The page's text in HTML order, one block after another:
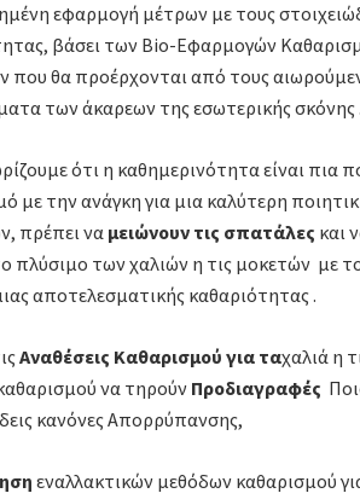
εφαρμογή μέτρων με τους
βάσει των Bio-Εφαρμογών
που θα προέρχονται από τους
των άκαρεων της εσωτερικής σκόνης
ότι η καθημερινότητα είναι
με την ανάγκη για μια καλύτερη
πρέπει ναμειώνουν τις σπατάλες και
πλύσιμο των χαλιών η τις μοκετών με
αποτελεσματικής καθαριότητας .
Αναθέσεις Καθαρισμού για ταχαλιά η
να τηρούνΠροδιαγραφές
κανόνες Απορρύπανσης,
εναλλακτικών μεθόδων καθαρισμού